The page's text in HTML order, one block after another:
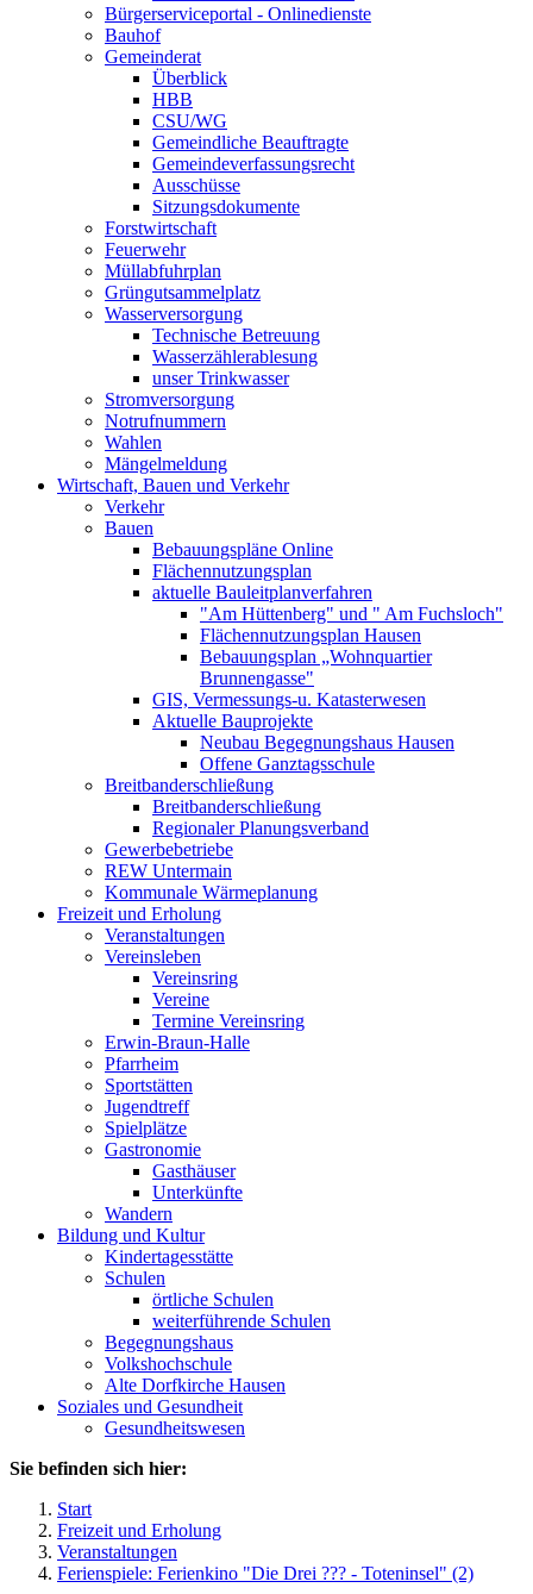
Bürgerserviceportal - Onlinedienste
Bauhof
Gemeinderat
Überblick
HBB
CSU/WG
Gemeindliche Beauftragte
Gemeindeverfassungsrecht
Ausschüsse
Sitzungsdokumente
Forstwirtschaft
Feuerwehr
Müllabfuhrplan
Grüngutsammelplatz
Wasserversorgung
Technische Betreuung
Wasserzählerablesung
unser Trinkwasser
Stromversorgung
Notrufnummern
Wahlen
Mängelmeldung
Wirtschaft, Bauen und Verkehr
Verkehr
Bauen
Bebauungspläne Online
Flächennutzungsplan
aktuelle Bauleitplanverfahren
"Am Hüttenberg" und " Am Fuchsloch"
Flächennutzungsplan Hausen
Bebauungsplan „Wohnquartier
Brunnengasse"
GIS, Vermessungs-u. Katasterwesen
Aktuelle Bauprojekte
Neubau Begegnungshaus Hausen
Offene Ganztagsschule
Breitbanderschließung
Breitbanderschließung
Regionaler Planungsverband
Gewerbebetriebe
REW Untermain
Kommunale Wärmeplanung
Freizeit und Erholung
Veranstaltungen
Vereinsleben
Vereinsring
Vereine
Termine Vereinsring
Erwin-Braun-Halle
Pfarrheim
Sportstätten
Jugendtreff
Spielplätze
Gastronomie
Gasthäuser
Unterkünfte
Wandern
Bildung und Kultur
Kindertagesstätte
Schulen
örtliche Schulen
weiterführende Schulen
Begegnungshaus
Volkshochschule
Alte Dorfkirche Hausen
Soziales und Gesundheit
Gesundheitswesen
Sie befinden sich hier:
Start
Freizeit und Erholung
Veranstaltungen
Ferienspiele: Ferienkino "Die Drei ??? - Toteninsel" (2)